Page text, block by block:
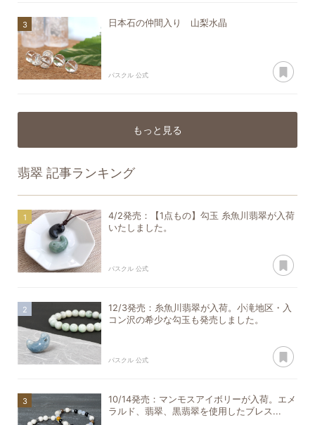
日本石の仲間入り 山梨水晶
パスクル 公式
もっと見る
翡翠 記事ランキング
4/2発売：【1点もの】勾玉 糸魚川翡翠が入荷
いたしました。
パスクル 公式
12/3発売：糸魚川翡翠が入荷。小滝地区・入
コン沢の希少な勾玉も発売しました。
パスクル 公式
10/14発売：マンモスアイボリーが入荷。エメ
ラルド、翡翠、黒翡翠を使用したブレス...